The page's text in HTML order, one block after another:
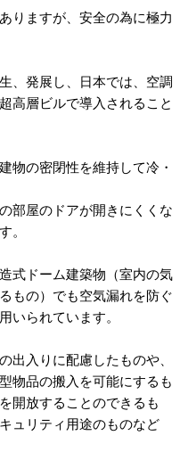
りますが、安全の為に極力
、発展し、日本では、空調
高層ビルで導入されること
物の密閉性を維持して冷・
部屋のドアが開きにくくな
。
式ドーム建築物（室内の気
もの）でも空気漏れを防ぐ
いられています。
出入りに配慮したものや、
物品の搬入を可能にするも
開放することのできるも
ュリティ用途のものなど